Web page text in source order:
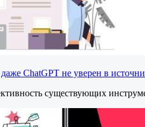
ChatGPT не уверен в
существующих